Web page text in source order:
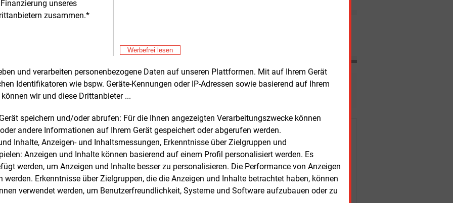
unseres
zusammen.*
Werbefrei lesen
und verarbeiten personenbezogene Daten auf unseren Plattformen. Mit auf Ihrem Gerät
Identifikatoren wie bspw. Geräte-Kennungen oder IP-Adressen sowie basierend auf Ihrem
wir und diese Drittanbieter ...
speichern und/oder abrufen: Für die Ihnen angezeigten Verarbeitungszwecke können
andere Informationen auf Ihrem Gerät gespeichert oder abgerufen werden.
Inhalte, Anzeigen- und Inhaltsmessungen, Erkenntnisse über Zielgruppen und
Anzeigen und Inhalte können basierend auf einem Profil personalisiert werden. Es
werden, um Anzeigen und Inhalte besser zu personalisieren. Die Performance von Anzeigen
werden. Erkenntnisse über Zielgruppen, die die Anzeigen und Inhalte betrachtet haben, können
verwendet werden, um Benutzerfreundlichkeit, Systeme und Software aufzubauen oder zu
von Gebäuden leisten.
und weitere Nachrichten lesen?
SieE&M
kostenlos
unverbindlich
Zwei Wochen kostenfreier Zugang
Zugang auf stündlich aktualisierte
Nachrichten mit Prognose- und
Login für Kunden